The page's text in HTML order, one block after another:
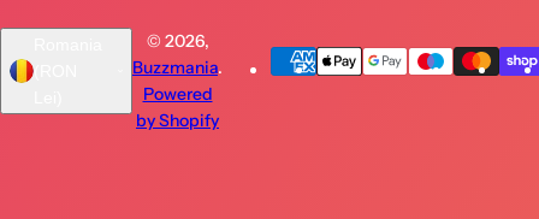
© 2026,
Buzzmania.
Powered
by Shopify